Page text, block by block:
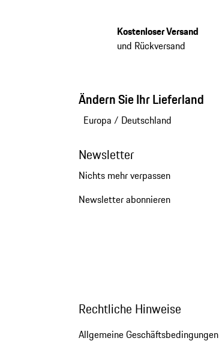
Kostenloser Versand
und Rückversand
Ändern Sie Ihr Lieferland
Europa / Deutschland
Newsletter
Nichts mehr verpassen
Newsletter abonnieren
Rechtliche Hinweise
Allgemeine Geschäftsbedingungen